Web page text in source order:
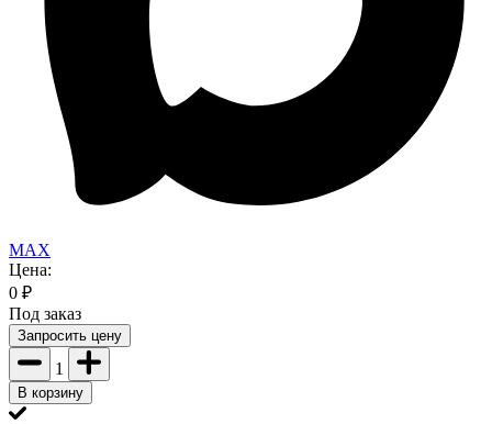
MAX
Цена:
0 ₽
Под заказ
Запросить цену
1
В корзину